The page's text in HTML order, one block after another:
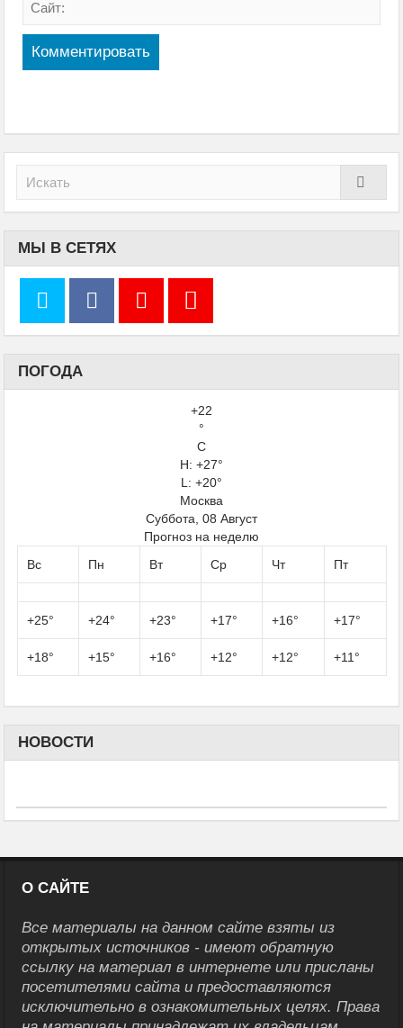
МЫ В СЕТЯХ
ПОГОДА
+22
°
C
H: +27°
L: +20°
Москва
Суббота, 08 Август
Прогноз на неделю
Вс
Пн Вт Ср Чт Пт
+25° +24° +23° +17° +16° +17°
+18° +15° +16° +12° +12° +11°
НОВОСТИ
О САЙТЕ
Все материалы на данном сайте взяты из
открытых источников - имеют обратную
ссылку на материал в интернете или присланы
посетителями сайта и предоставляются
исключительно в ознакомительных целях. Права